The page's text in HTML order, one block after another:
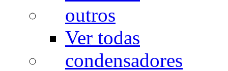
outros
Ver todas
condensadores